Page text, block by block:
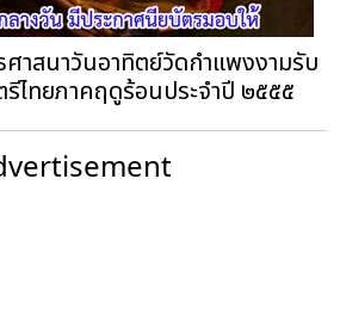
าสนาวันอาทิตย์วัดกำแพงงามรับ
ไทยภาคฤดูร้อนประจำปี ๒๕๕๕